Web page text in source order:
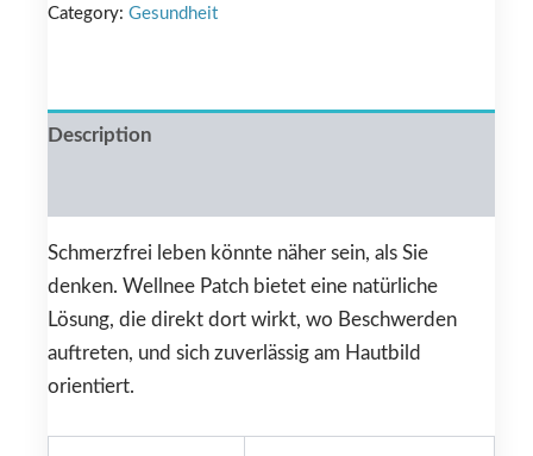
€59.00.€13.00.
Category: Gesundheit
Description
Schmerzfrei leben könnte näher sein, als Sie
denken. Wellnee Patch bietet eine natürliche
Lösung, die direkt dort wirkt, wo Beschwerden
auftreten, und sich zuverlässig am Hautbild
orientiert.